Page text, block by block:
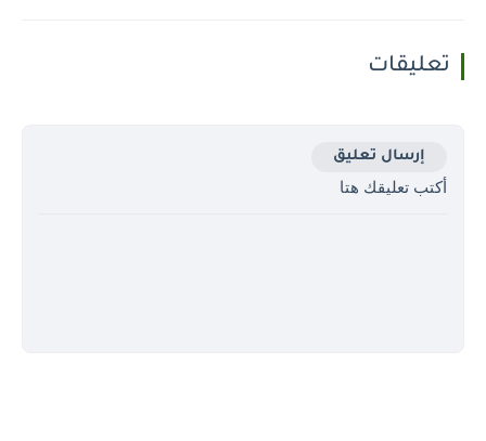
تعليقات
إرسال تعليق
أكتب تعليقك هتا